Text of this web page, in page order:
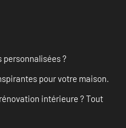
?
pour votre maison.
intérieure ? Tout